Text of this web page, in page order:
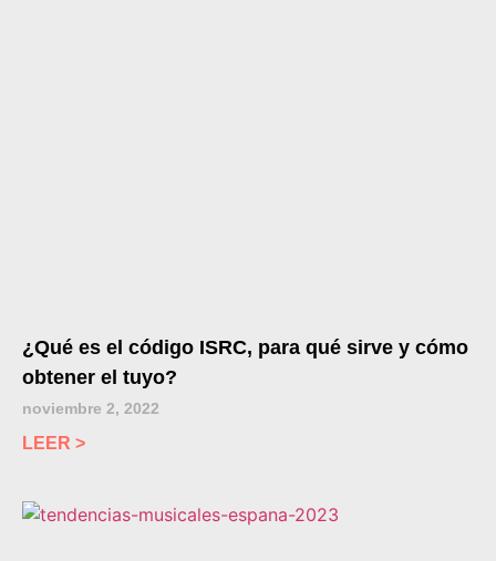
¿Qué es el código ISRC, para qué sirve y cómo
obtener el tuyo?
noviembre 2, 2022
LEER >